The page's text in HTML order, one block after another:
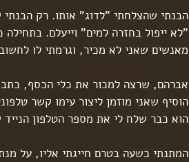
הבנתי שהצלחתי "לדוג" אותו. רק
"לא ייפול בחזרה למים" וייעלם.
מאנשים שאני לא מכיר, וגרמתי לו
אברהם, שרצה למכור את כלי הכסף, כתב
הוסיף שאני מוזמן ליצור עימו קשר
הוא כבר שלח לי את מספר הטלפון הנייד
המתנתי כשעה בטרם חייגתי אליו, על